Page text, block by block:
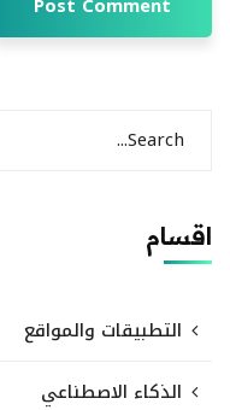
اقسام
التطبيقات والمواقع
الذكاء الاصطناعي